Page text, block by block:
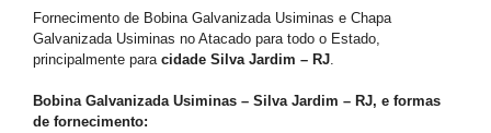
Fornecimento de Bobina Galvanizada Usiminas e Chapa
Galvanizada Usiminas no Atacado para todo o Estado,
principalmente para cidade Silva Jardim – RJ
Bobina Galvanizada Usiminas – Silva Jardim – RJ, e formas
de fornecimento: